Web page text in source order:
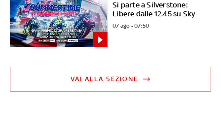
Si parte a Silverstone:
Libere dalle 12.45 su Sky
07 ago - 07:50
VAI ALLA SEZIONE